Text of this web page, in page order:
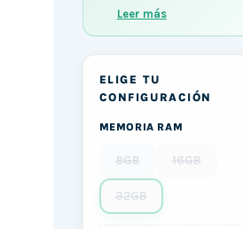
Leer más
ELIGE TU
CONFIGURACIÓN
MEMORIA RAM
8GB 16GB
32GB